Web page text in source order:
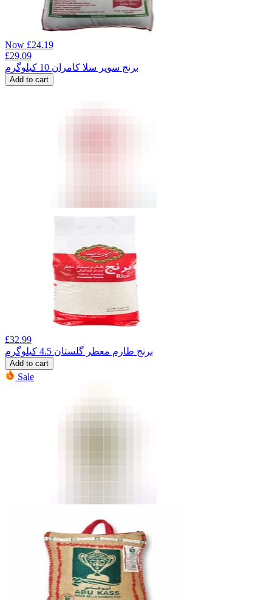
Now £24.19
£29.09
برنج سوپر سلا کامران 10 کیلوگرم
Add to cart
£32.99
برنج طارم معطر گلستان 4.5 کیلوگرم
Add to cart
Sale